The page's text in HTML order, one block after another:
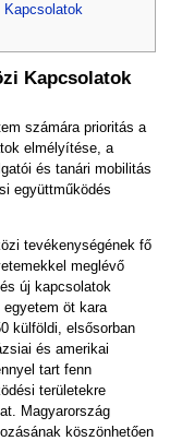
Kapcsolatok
számára prioritás a
elmélyítése, a
és tanári mobilitás
együttműködés
tevékenységének fő
meglévő
új kapcsolatok
öt kara
külföldi, elsősorban
és amerikai
tart fenn
területekre
Magyarország
köszönhetően